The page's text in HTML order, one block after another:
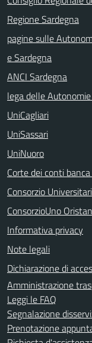
Regione Sardegna
pagine sulle
e Sardegna
ANCI Sardegna
lega delle
UniCagliari
UniSassari
UniNuoro
Corte dei conti
Consorzio
ConsorzioUno
Informativa privacy
Note legali
Dichiarazione di
Amministrazione
Leggi le FAQ
Segnalazione
Prenotazione